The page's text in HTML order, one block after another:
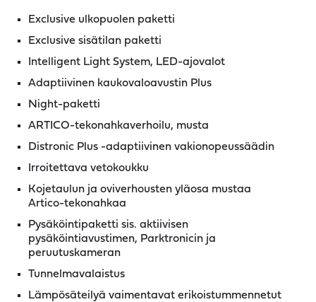
Exclusive ulkopuolen paketti
Exclusive sisätilan paketti
Intelligent Light System, LED-ajovalot
Adaptiivinen kaukovaloavustin Plus
Night-paketti
ARTICO-tekonahkaverhoilu, musta
Distronic Plus -adaptiivinen vakionopeussäädin
Irroitettava vetokoukku
Kojetaulun ja oviverhousten yläosa mustaa
Artico-tekonahkaa
Pysäköintipaketti sis. aktiivisen
pysäköintiavustimen, Parktronicin ja
peruutuskameran
Tunnelmavalaistus
Lämpösäteilyä vaimentavat erikoistummennetut